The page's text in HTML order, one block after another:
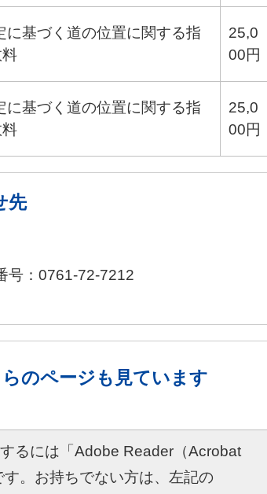
基づく道の位置に関する指
25,0
00円
基づく道の位置に関する指
25,0
00円
先
号：0761-72-7212
のページも見ています
るには「Adobe Reader（Acrobat
。お持ちでない方は、左記の